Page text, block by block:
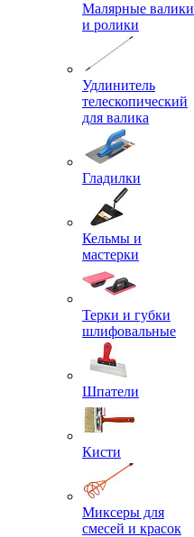
Малярные валики
и ролики
Удлинитель
телескопический
для валика
Гладилки
Кельмы и
мастерки
Терки и губки
шлифовальные
Шпатели
Кисти
Миксеры для
смесей и красок